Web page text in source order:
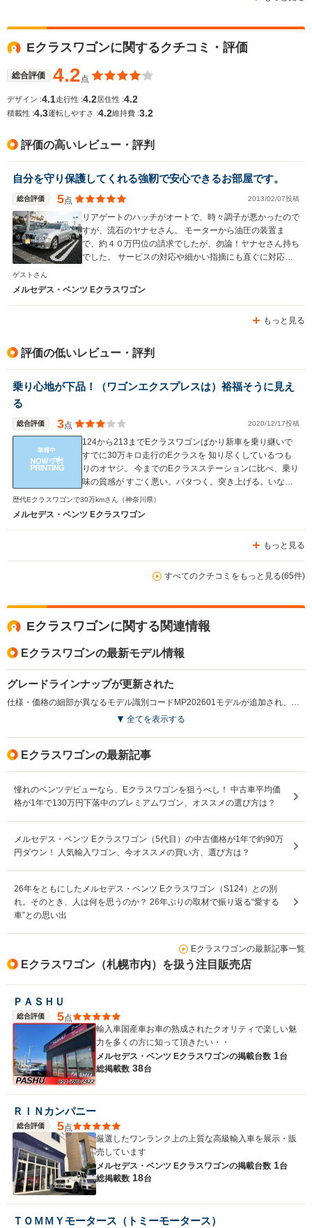
Eクラスワゴンに関するクチコミ・評価
総合評価 4.2 点
デザイン :4.1走行性 :4.2居住性 :4.2
積載性 :4.3運転しやすさ :4.2維持費 :3.2
評価の高いレビュー・評判
自分を守り保護してくれる強靭で安心できるお部屋です。
総合評価 5点 2013/02/07投稿
リアゲートのハッチがオートで、時々調子が悪かったので
すが、流石のヤナセさん。 モーターから油圧の装置ま
で、約４０万円位の請求でしたが、勿論！ヤナセさん持ち
でした。 サービスの対応や細かい指摘にも直ぐに対応し
丹でもいい場所の駐車場に止めさせてくれたり、優越感も
ゲストさん
メルセデス・ベンツ Eクラスワゴン
もっと見る
評価の低いレビュー・評判
乗り心地が下品！（ワゴンエクスプレスは）裕福そうに見え
る
総合評価 3点 2020/12/17投稿
124から213までEクラスワゴンばかり新車を乗り継いで
すでに30万キロ走行のEクラスを 知り尽くしているつも
りのオヤジ。 今までのEクラスステーションに比べ、乗り
味の質感が すごく悪い。バタつく。突き上げる。いなし
がなってない。 高速の継ぎ目を素直に拾う。磐越の二車
スのエアサスのひどさは評論家がやっと本音を言い始め
パターンノイズが騒々しい 窓開いてるのと言われるほど
防音がなされていない 自分も時々窓の昇降ボタンを上げ
るくせがついてしまった （防音がされてないと評論家が
じ事を言い始めた） シート接地部分が軽なみに狭い
のか長距離は 翌日、尻が痛い（運転中も夕方痛くなる）
た Sクラス意外のエアサスはメルセデスは絶対にお奨めし
ヤナセに文句言ったら「もう耳にタコ」みたいだ 乗り味
は1/3以下の価格の車です。 内装は100点以上。レクサス
歴代Eクラスワゴンで30万kmさん （神奈川県）
メルセデス・ベンツ Eクラスワゴン
もっと見る
すべてのクチコミをもっと見る(65件)
Eクラスワゴンに関する関連情報
Eクラスワゴンの最新モデル情報
グレードラインナップが更新された
仕様・価格の細部が異なるモデル識別コードMP202601モデルが追加され、オプションパッケージにステアリングヒーターを追加設定している。（2025.10）
全てを表示する
Eクラスワゴンの最新記事
憧れのベンツデビューなら、Eクラスワゴンを狙うべし！ 中古車平均価
格が1年で130万円下落中のプレミアムワゴン、オススメの選び方は？
メルセデス・ベンツ Eクラスワゴン（5代目）の中古価格が1年で約90万
円ダウン！ 人気輸入ワゴン、今オススメの買い方、選び方は？
26年をともにしたメルセデス・ベンツ Eクラスワゴン（S124）との別
れ。そのとき、人は何を思うのか？ 26年ぶりの取材で振り返る“愛する
車”との思い出
Eクラスワゴンの最新記事一覧
Eクラスワゴン（札幌市内）を扱う注目販売店
ＰＡＳＨＵ
総合評価 5点
輸入車国産車お車の熟成されたクオリティで楽しい魅
力を多くの方に知って頂きたい・・
メルセデス・ベンツ Eクラスワゴンの掲載台数 1台
総掲載数 38台
ＲＩＮカンパニー
総合評価 5点
厳選したワンランク上の上質な高級輸入車を展示・販
売しています
メルセデス・ベンツ Eクラスワゴンの掲載台数 1台
総掲載数 18台
ＴＯＭＭＹモータース（トミーモータース）